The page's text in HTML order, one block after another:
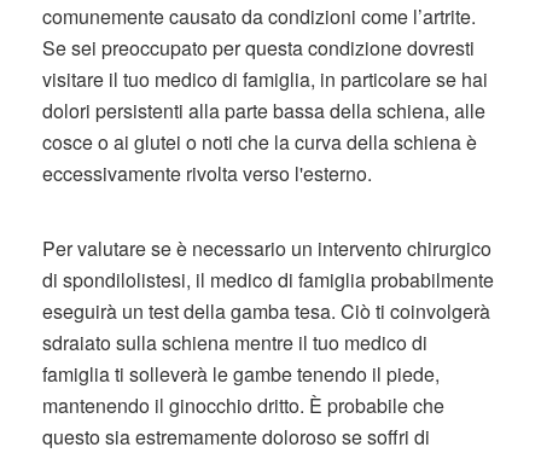
comunemente causato da condizioni come l’artrite.
Se sei preoccupato per questa condizione dovresti
visitare il tuo medico di famiglia, in particolare se hai
dolori persistenti alla parte bassa della schiena, alle
cosce o ai glutei o noti che la curva della schiena è
eccessivamente rivolta verso l'esterno.
Per valutare se è necessario un intervento chirurgico
di spondilolistesi, il medico di famiglia probabilmente
eseguirà un test della gamba tesa. Ciò ti coinvolgerà
sdraiato sulla schiena mentre il tuo medico di
famiglia ti solleverà le gambe tenendo il piede,
mantenendo il ginocchio dritto. È probabile che
questo sia estremamente doloroso se soffri di